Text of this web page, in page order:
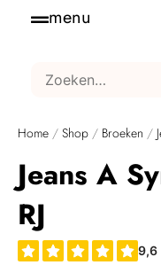
menu
Home / Shop / Broeken /
Jeans A
RJ